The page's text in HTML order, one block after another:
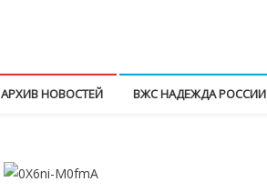
АРХИВ НОВОСТЕЙ ВЖС НАДЕЖДА РОССИИ